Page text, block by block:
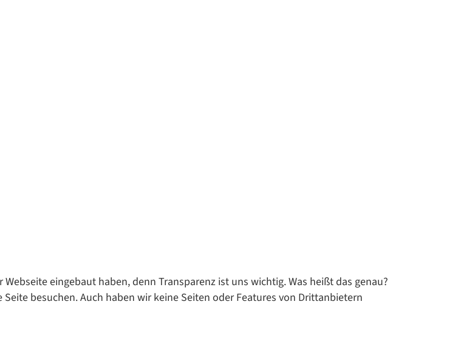
eingebaut haben, denn Transparenz ist uns wichtig. Was heißt das genau?
besuchen. Auch haben wir keine Seiten oder Features von Drittanbietern